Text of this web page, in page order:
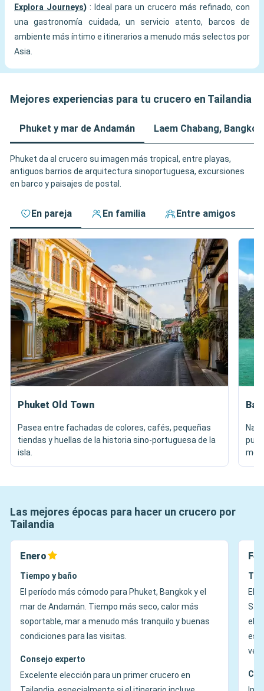
Explora Journeys) : Ideal para un crucero más refinado, con
una gastronomía cuidada, un servicio atento, barcos de
ambiente más íntimo e itinerarios a menudo más selectos por
Asia.
Mejores experiencias para tu crucero en Tailandia
Phuket y mar de Andamán Laem Chabang,
Phuket da al crucero su imagen más tropical, entre playas,
antiguos barrios de arquitectura sinoportuguesa, excursiones
en barco y paisajes de postal.
En pareja En familia Entre amigos
Phuket Old Town
Pasea entre fachadas de colores, cafés, pequeñas
tiendas y huellas de la historia sino-portuguesa de la
isla.
Las mejores épocas para hacer un crucero por
Tailandia
Enero
Tiempo y baño
El período más cómodo para Phuket, Bangkok y el
mar de Andamán. Tiempo más seco, calor más
soportable, mar a menudo más tranquilo y buenas
condiciones para las visitas.
Consejo experto
Excelente elección para un primer crucero en
El
el